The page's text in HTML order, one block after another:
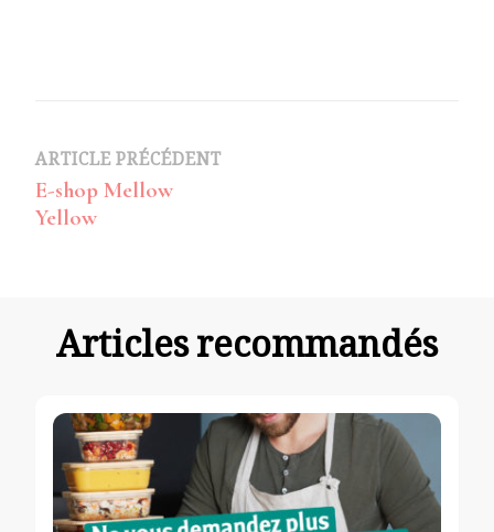
Navigation
d’article
ARTICLE PRÉCÉDENT
E-shop Mellow
Yellow
Articles recommandés